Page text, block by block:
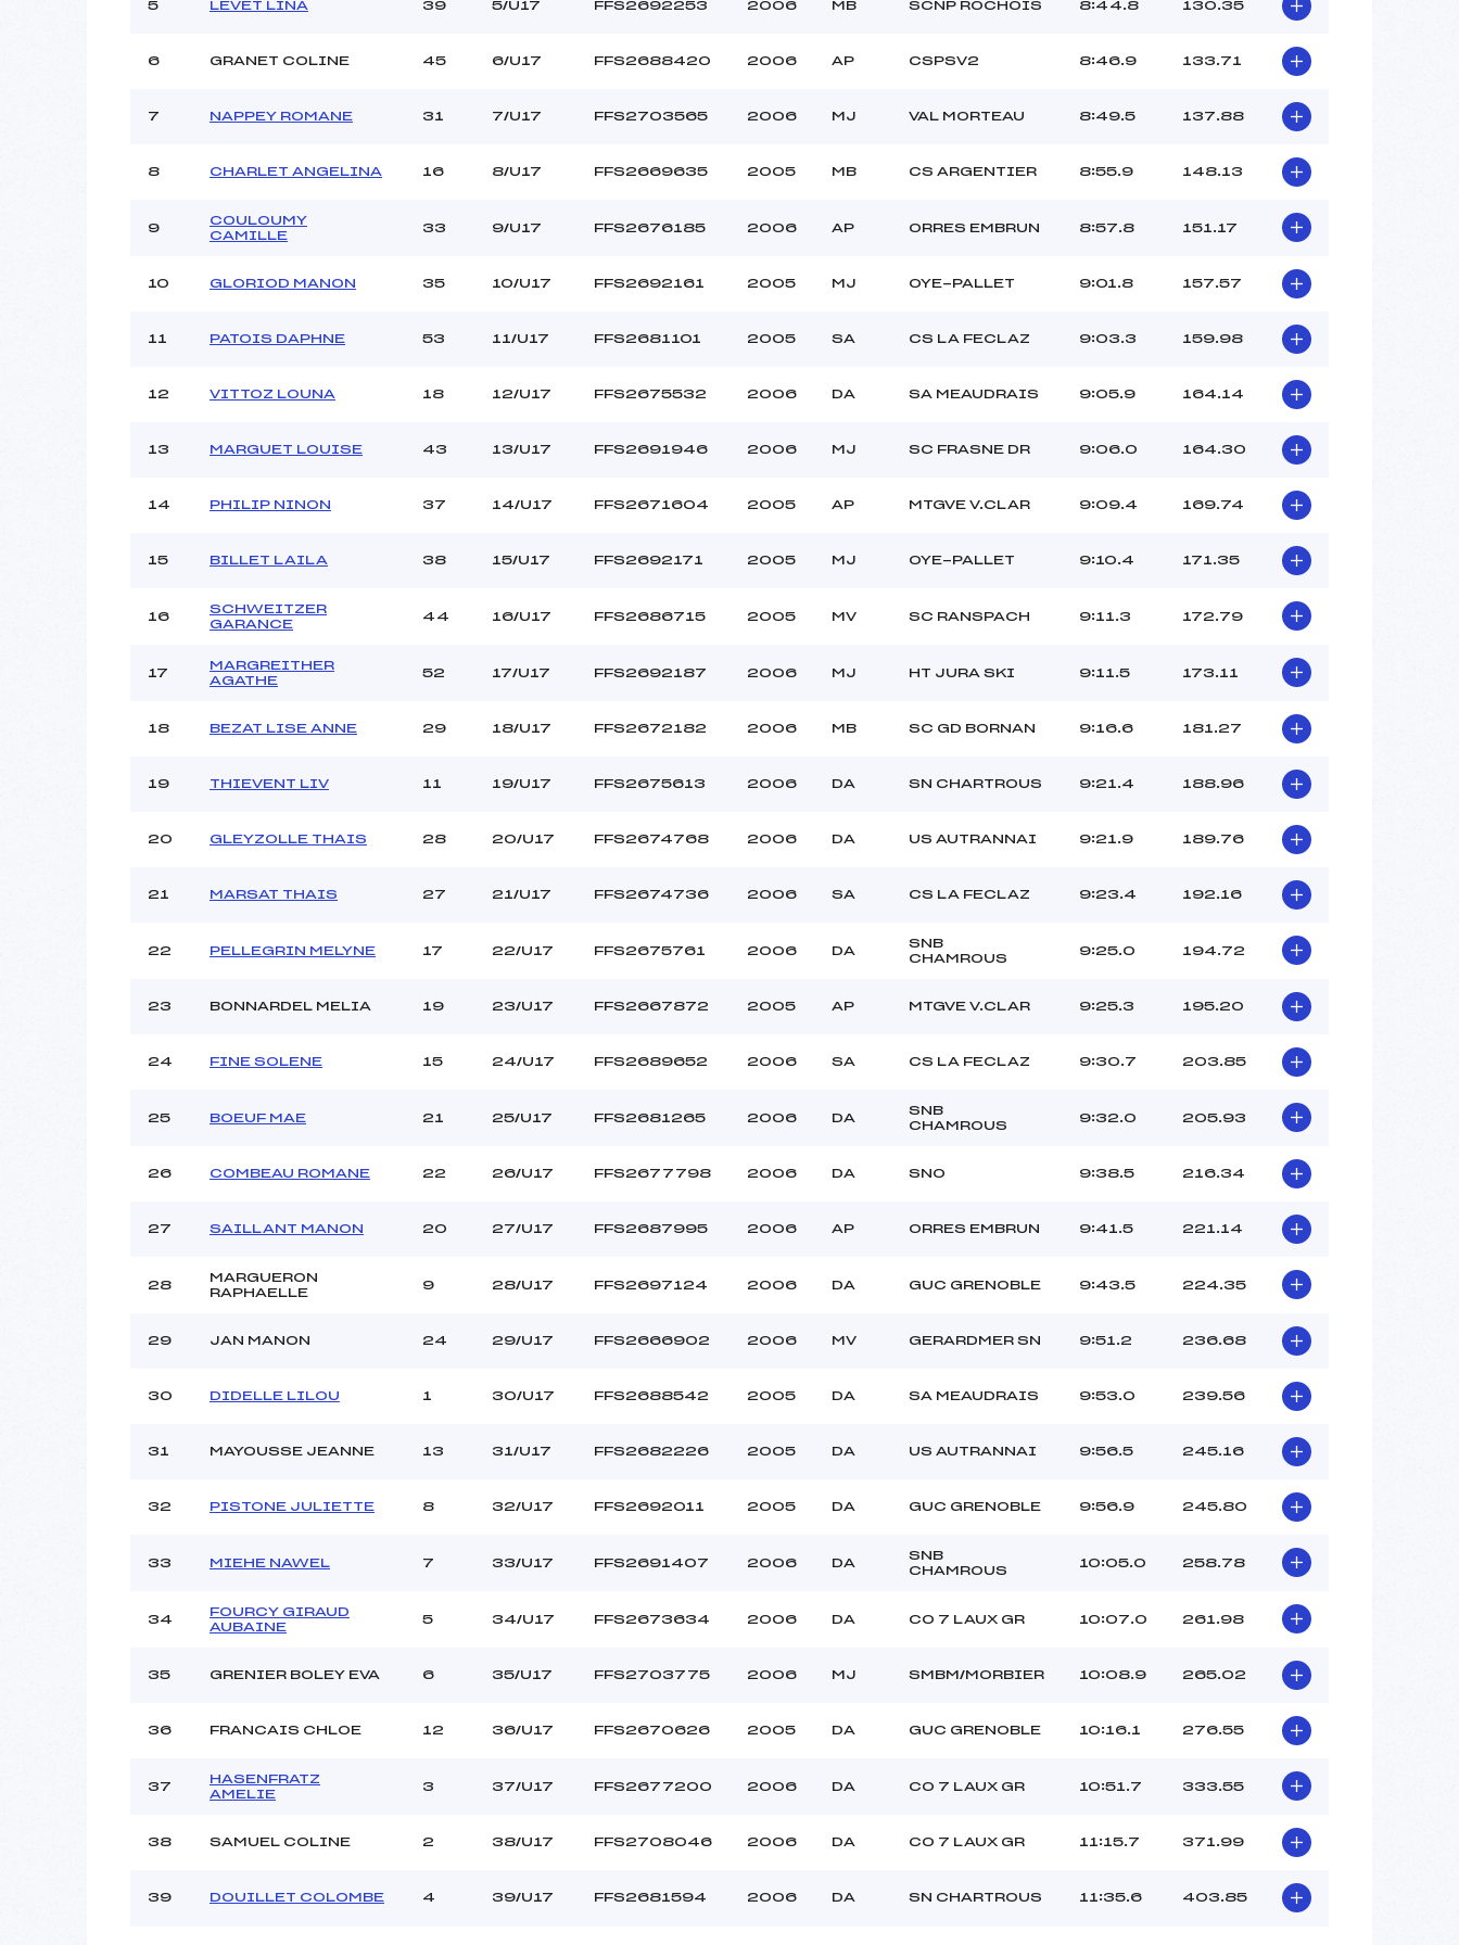
5 LEVET LINA 39 5/U17 FFS2692253 2006 MB SCNP ROCHOIS 8:44.8 130.35
6 GRANET COLINE 45 6/U17 FFS2688420 2006 AP CSPSV2 8:46.9 133.71
7 NAPPEY ROMANE 31 7/U17 FFS2703565 2006 MJ VAL MORTEAU 8:49.5 137.88
8 CHARLET ANGELINA 16 8/U17 FFS2669635 2005 MB CS ARGENTIER 8:55.9 148.13
9
COULOUMY
CAMILLE
33 9/U17 FFS2676185 2006 AP ORRES EMBRUN 8:57.8 151.17
10 GLORIOD MANON 35 10/U17 FFS2692161 2005 MJ OYE-PALLET 9:01.8 157.57
11 PATOIS DAPHNE 53 11/U17 FFS2681101 2005 SA CS LA FECLAZ 9:03.3 159.98
12 VITTOZ LOUNA 18 12/U17 FFS2675532 2006 DA SA MEAUDRAIS 9:05.9 164.14
13 MARGUET LOUISE 43 13/U17 FFS2691946 2006 MJ SC FRASNE DR 9:06.0 164.30
14 PHILIP NINON 37 14/U17 FFS2671604 2005 AP MTGVE V.CLAR 9:09.4 169.74
15 BILLET LAILA 38 15/U17 FFS2692171 2005 MJ OYE-PALLET 9:10.4 171.35
16
SCHWEITZER
GARANCE
44 16/U17 FFS2686715 2005 MV SC RANSPACH 9:11.3 172.79
17
MARGREITHER
AGATHE
52 17/U17 FFS2692187 2006 MJ HT JURA SKI 9:11.5 173.11
18 BEZAT LISE ANNE 29 18/U17 FFS2672182 2006 MB SC GD BORNAN 9:16.6 181.27
19 THIEVENT LIV 11 19/U17 FFS2675613 2006 DA SN CHARTROUS 9:21.4 188.96
20 GLEYZOLLE THAIS 28 20/U17 FFS2674768 2006 DA US AUTRANNAI 9:21.9 189.76
21 MARSAT THAIS 27 21/U17 FFS2674736 2006 SA CS LA FECLAZ 9:23.4 192.16
22 PELLEGRIN MELYNE 17 22/U17 FFS2675761 2006 DA
SNB
CHAMROUS
9:25.0 194.72
23 BONNARDEL MELIA 19 23/U17 FFS2667872 2005 AP MTGVE V.CLAR 9:25.3 195.20
24 FINE SOLENE 15 24/U17 FFS2689652 2006 SA CS LA FECLAZ 9:30.7 203.85
25 BOEUF MAE 21 25/U17 FFS2681265 2006 DA
SNB
CHAMROUS
9:32.0 205.93
26 COMBEAU ROMANE 22 26/U17 FFS2677798 2006 DA SNO 9:38.5 216.34
27 SAILLANT MANON 20 27/U17 FFS2687995 2006 AP ORRES EMBRUN 9:41.5 221.14
28
MARGUERON
RAPHAELLE
9 28/U17 FFS2697124 2006 DA GUC GRENOBLE 9:43.5 224.35
29 JAN MANON 24 29/U17 FFS2666902 2006 MV GERARDMER SN 9:51.2 236.68
30 DIDELLE LILOU 1 30/U17 FFS2688542 2005 DA SA MEAUDRAIS 9:53.0 239.56
31 MAYOUSSE JEANNE 13 31/U17 FFS2682226 2005 DA US AUTRANNAI 9:56.5 245.16
32 PISTONE JULIETTE 8 32/U17 FFS2692011 2005 DA GUC GRENOBLE 9:56.9 245.80
33 MIEHE NAWEL 7 33/U17 FFS2691407 2006 DA
SNB
CHAMROUS
10:05.0 258.78
34
FOURCY GIRAUD
AUBAINE
5 34/U17 FFS2673634 2006 DA CO 7 LAUX GR 10:07.0 261.98
35 GRENIER BOLEY EVA 6 35/U17 FFS2703775 2006 MJ SMBM/MORBIER 10:08.9 265.02
36 FRANCAIS CHLOE 12 36/U17 FFS2670626 2005 DA GUC GRENOBLE 10:16.1 276.55
37
HASENFRATZ
AMELIE
3 37/U17 FFS2677200 2006 DA CO 7 LAUX GR 10:51.7 333.55
38 SAMUEL COLINE 2 38/U17 FFS2708046 2006 DA CO 7 LAUX GR 11:15.7 371.99
39 DOUILLET COLOMBE 4 39/U17 FFS2681594 2006 DA SN CHARTROUS 11:35.6 403.85